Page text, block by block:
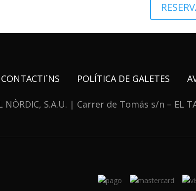
CONTACTI´NS POLÍTICA DE GALETES
NÒRDIC, S.A.U. | Carrer de Tomás s/n – EL